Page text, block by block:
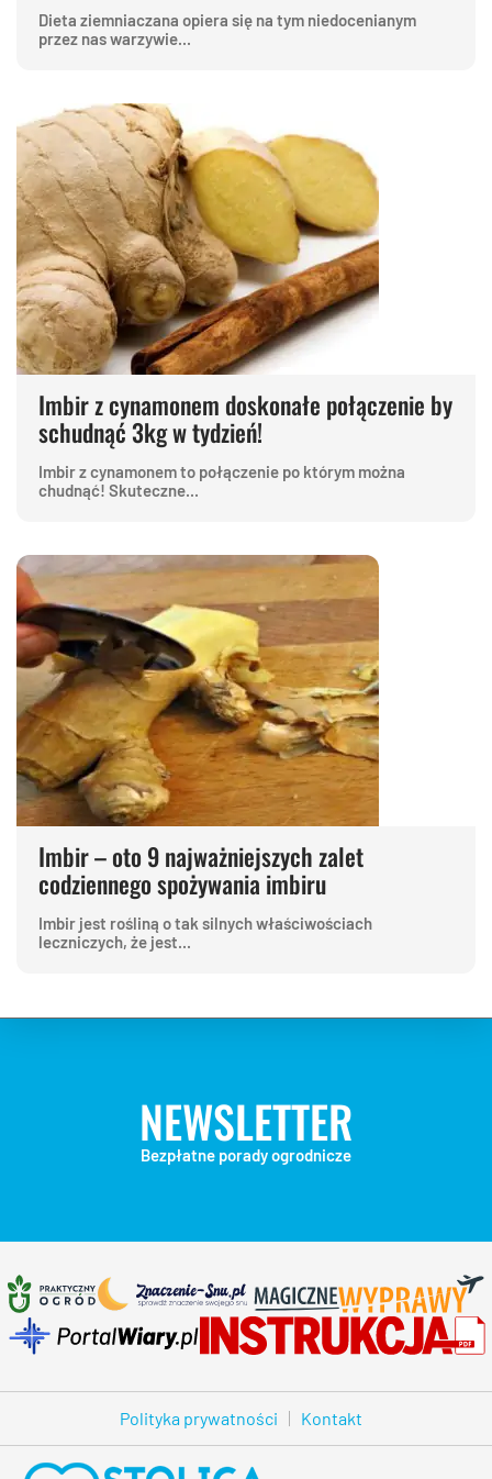
Dieta ziemniaczana opiera się na tym niedocenianym
przez nas warzywie...
Imbir z cynamonem doskonałe połączenie by
schudnąć 3kg w tydzień!
Imbir z cynamonem to połączenie po którym można
chudnąć! Skuteczne...
Imbir – oto 9 najważniejszych zalet
codziennego spożywania imbiru
Imbir jest rośliną o tak silnych właściwościach
leczniczych, że jest...
NEWSLETTER
Bezpłatne porady ogrodnicze
Polityka prywatności Kontakt